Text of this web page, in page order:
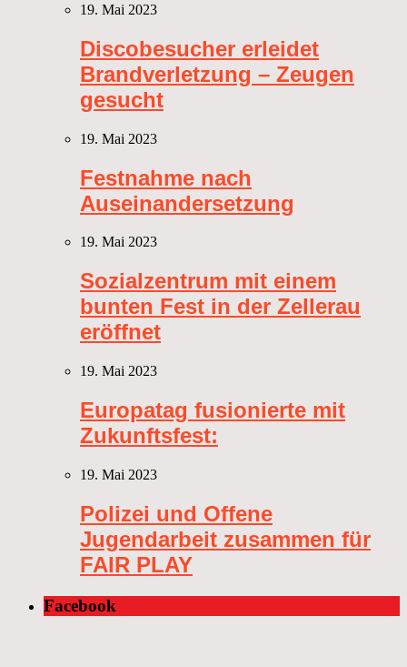
19. Mai 2023
Discobesucher erleidet
Brandverletzung – Zeugen
gesucht
19. Mai 2023
Festnahme nach
Auseinandersetzung
19. Mai 2023
Sozialzentrum mit einem
bunten Fest in der Zellerau
eröffnet
19. Mai 2023
Europatag fusionierte mit
Zukunftsfest:
19. Mai 2023
Polizei und Offene
Jugendarbeit zusammen für
FAIR PLAY
Facebook